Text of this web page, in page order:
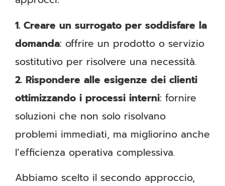
1. Creare un surrogato per soddisfare la
domanda: offrire un prodotto o servizio
sostitutivo per risolvere una necessità.
2. Rispondere alle esigenze dei clienti
ottimizzando i processi interni: fornire
soluzioni che non solo risolvano
problemi immediati, ma migliorino anche
l’efficienza operativa complessiva.
Abbiamo scelto il secondo approccio,